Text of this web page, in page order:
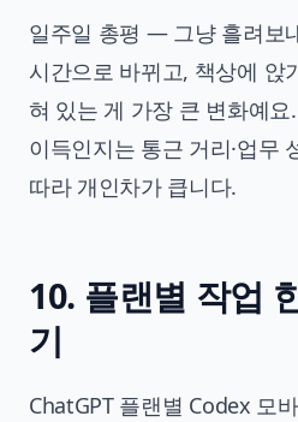
일주일 총평 — 그냥 흘려보
시간으로 바뀌고, 책상에 앉
혀 있는 게 가장 큰 변화예
이득인지는 통근 거리·업무
따라 개인차가 큽니다.
10. 플랜별 작업
기
ChatGPT 플랜별 Codex 모